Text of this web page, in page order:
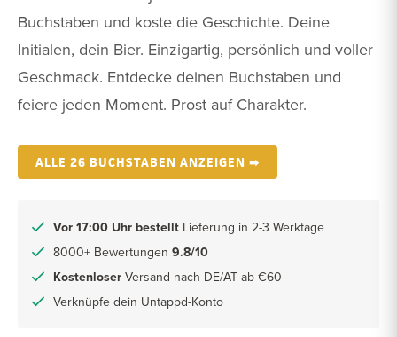
Buchstaben und koste die Geschichte. Deine
Initialen, dein Bier. Einzigartig, persönlich und voller
Geschmack. Entdecke deinen Buchstaben und
feiere jeden Moment. Prost auf Charakter.
ALLE 26 BUCHSTABEN ANZEIGEN ➡
Vor 17:00 Uhr bestellt Lieferung in 2-3 Werktage
8000+ Bewertungen 9.8/10
Kostenloser Versand nach DE/AT ab €60
Verknüpfe dein Untappd-Konto